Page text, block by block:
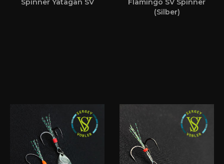
Spinner Yatagan SV
Flamingo SV Spinner
(Silber)